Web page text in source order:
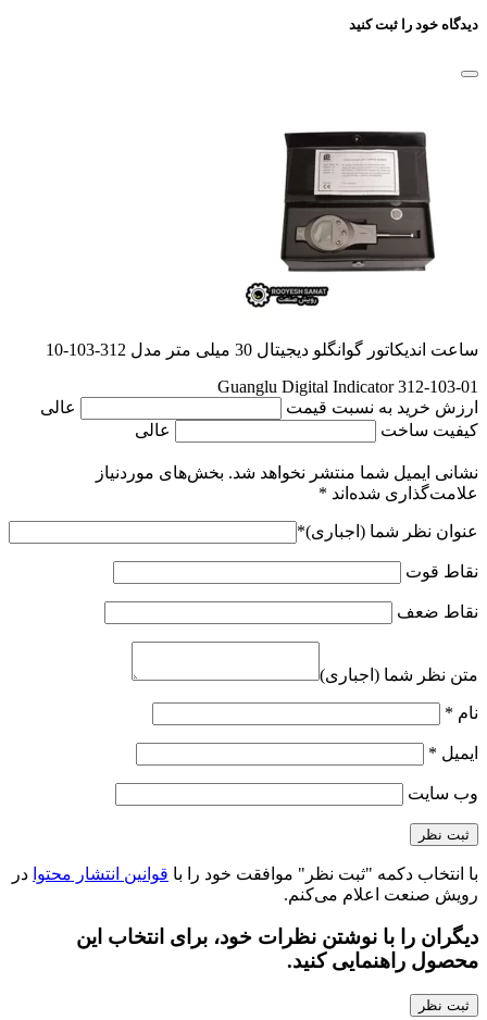
دیدگاه خود را ثبت کنید
ساعت اندیکاتور گوانگلو دیجیتال 30 میلی متر مدل 312-103-10
Guanglu Digital Indicator 312-103-01
ارزش خرید به نسبت قیمت
عالی
کیفیت ساخت
عالی
نشانی ایمیل شما منتشر نخواهد شد. بخش‌های موردنیاز
علامت‌گذاری شده‌اند *
عنوان نظر شما (اجباری)*
نقاط قوت
نقاط ضعف
متن نظر شما (اجباری)
نام *
ایمیل *
وب‌ سایت
با انتخاب دکمه "ثبت نظر" موافقت خود را با قوانین انتشار محتوا در
رویش صنعت اعلام می‌کنم.
دیگران را با نوشتن نظرات خود، برای انتخاب این
محصول راهنمایی کنید.
ثبت نظر